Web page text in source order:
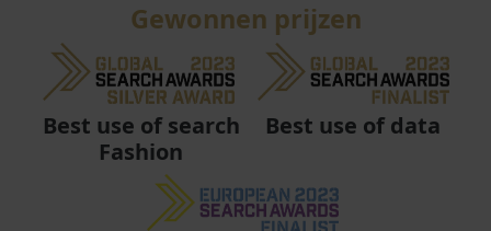
Gewonnen prijzen
Best use of search
Fashion
Best use of data